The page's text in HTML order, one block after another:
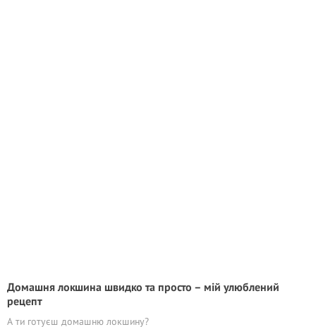
Домашня локшина швидко та просто – мій улюблений
рецепт
А ти готуєш домашню локшину?